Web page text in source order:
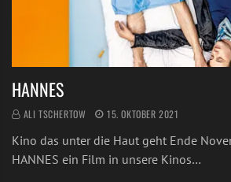
HANNES
ALI TSCHERTOW 15. OKTOBER 2021
Kino das unter die Haut geht Ende
HANNES ein Film in unsere Kinos…